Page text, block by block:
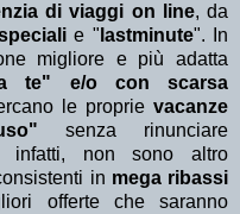
di viaggi on line, da
e " lastminute". In
migliore e più adatta
te" e/o con scarsa
le proprievacanze
senza rinunciare
infatti, non sono altro
in mega ribassi
offerte che saranno